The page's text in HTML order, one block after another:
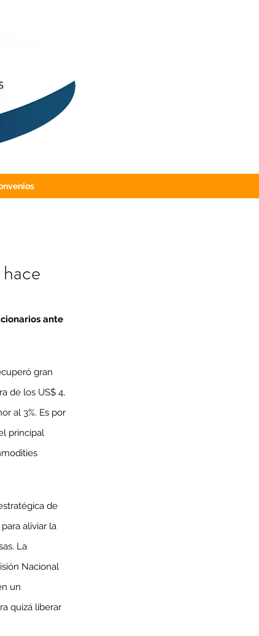
ante
gran
de los US$ 4,
al 3%. Es por
principal
de
aliviar la
La
Nacional
un
quizá liberar